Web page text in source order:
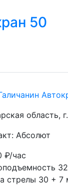
50
область,
Абсолют
₽/час
стрелы 30 + 7